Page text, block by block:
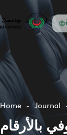
Home Journal
بالأرقام